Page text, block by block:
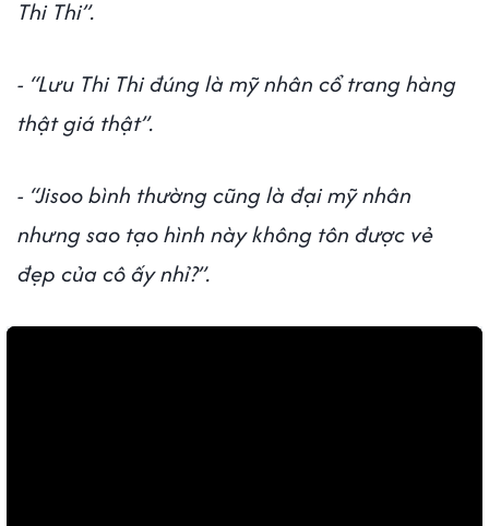
Thi Thi”.
- “Lưu Thi Thi đúng là mỹ nhân cổ trang hàng
thật giá thật”.
- “Jisoo bình thường cũng là đại mỹ nhân
nhưng sao tạo hình này không tôn được vẻ
đẹp của cô ấy nhỉ?”.